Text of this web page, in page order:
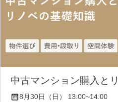
中古マンション購入と
8月30日（日） 13:00~14:00